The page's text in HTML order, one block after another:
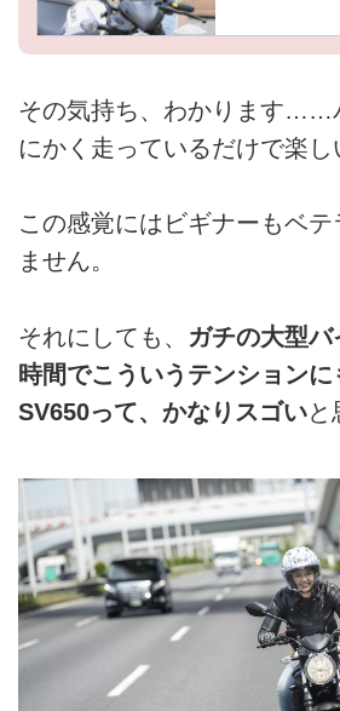
その気持ち、わかります……
にかく走っているだけで楽し
この感覚にはビギナーもベテ
ません。
それにしても、 ガチの大型
時間でこういうテンションに
SV650って、かなりスゴいと